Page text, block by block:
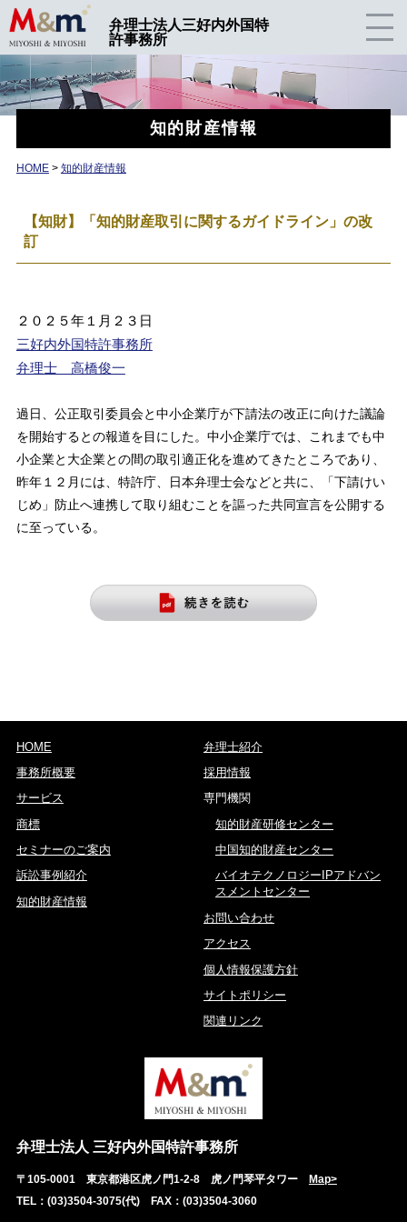
弁理士法人三好内外国特
許事務所
知的財産情報
HOME> 知的財産情報
【知財】「知的財産取引に関するガイドライン」の改
訂
２０２５年１月２３日
三好内外国特許事務所
弁理士 高橋俊一
過日、公正取引委員会と中小企業庁が下請法の改正に向けた議論
を開始するとの報道を目にした。中小企業庁では、これまでも中
小企業と大企業との間の取引適正化を進めてきたところであり、
昨年１２月には、特許庁、日本弁理士会などと共に、「下請けい
じめ」防止へ連携して取り組むことを謳った共同宣言を公開する
に至っている。
弁理士法人 三好内外国特許事務所
〒105-0001 東京都港区虎ノ門1-2-8 虎ノ門琴平タワー Map>
TEL：(03)3504-3075(代) FAX：(03)3504-3060
HOME
事務所概要
サービス
商標
セミナーのご案内
訴訟事例紹介
知的財産情報
弁理士紹介
採用情報
専門機関
知的財産研修センター
中国知的財産センター
バイオテクノロジーIPアドバン
スメントセンター
お問い合わせ
アクセス
個人情報保護方針
サイトポリシー
関連リンク